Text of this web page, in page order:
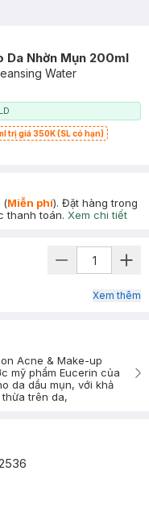
Da Nhờn Mụn 200ml
Water
trị giá 350K (SL có hạn)
(Miễn phí). Đặt hàng trong
thanh toán. Xem chi tiết
Xem thêm
Acne & Make-up
mỹ phẩm Eucerin của
da dầu mụn, với khả
trên da,